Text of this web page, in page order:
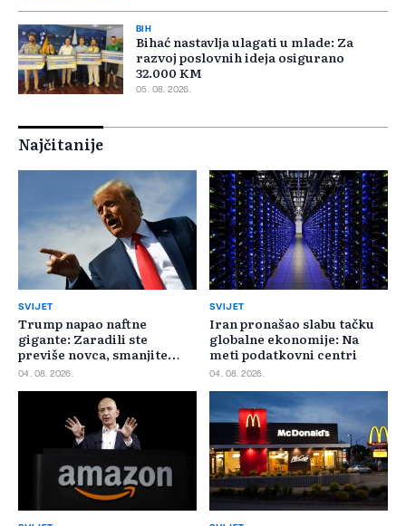
BIH
Bihać nastavlja ulagati u mlade: Za
razvoj poslovnih ideja osigurano
32.000 KM
05. 08. 2026.
Najčitanije
SVIJET
Trump napao naftne
gigante: Zaradili ste
previše novca, smanjite
cijene
04. 08. 2026.
SVIJET
Iran pronašao slabu tačku
globalne ekonomije: Na
meti podatkovni centri
04. 08. 2026.